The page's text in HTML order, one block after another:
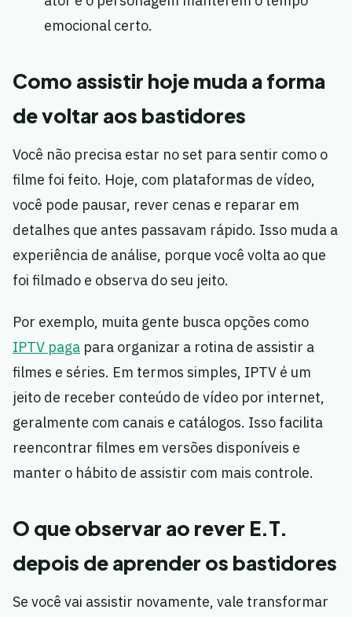
emocional certo.
Como assistir hoje muda a forma
de voltar aos bastidores
Você não precisa estar no set para sentir como o
filme foi feito. Hoje, com plataformas de vídeo,
você pode pausar, rever cenas e reparar em
detalhes que antes passavam rápido. Isso muda a
experiência de análise, porque você volta ao que
foi filmado e observa do seu jeito.
Por exemplo, muita gente busca opções como
IPTV paga para organizar a rotina de assistir a
filmes e séries. Em termos simples, IPTV é um
jeito de receber conteúdo de vídeo por internet,
geralmente com canais e catálogos. Isso facilita
reencontrar filmes em versões disponíveis e
manter o hábito de assistir com mais controle.
O que observar ao rever E.T.
depois de aprender os bastidores
Se você vai assistir novamente, vale transformar